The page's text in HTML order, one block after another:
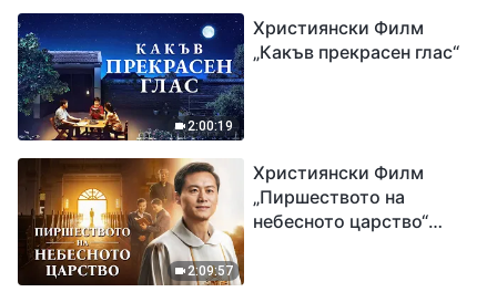
2:00:19
Християнски Филм
„Какъв прекрасен глас“
2:09:57
Християнски Филм
„Пиршеството на
небесното царство“